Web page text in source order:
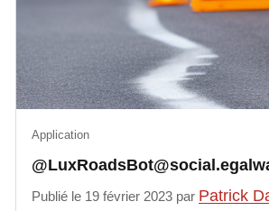
Application
Publié le 19 février 2023 par Patrick